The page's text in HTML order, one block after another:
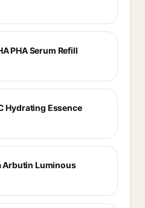
PHA Serum Refill
Hydrating Essence
Arbutin Luminous